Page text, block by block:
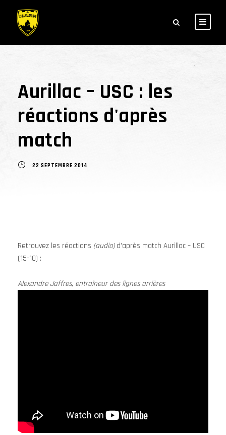
Aurillac – USC : les
réactions d'après
match
22 SEPTEMBRE 2014
Retrouvez les réactions (audio)d’après match Aurillac – USC
(15-10) :
Alexandre Jaffres, entraîneur des lignes arrières